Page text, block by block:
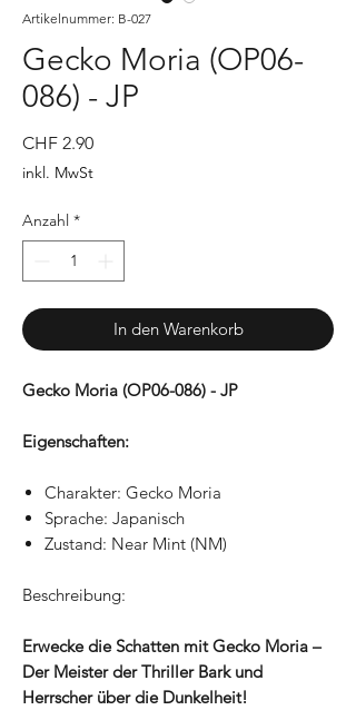
Artikelnummer: B-027
Gecko Moria (OP06-
086) - JP
CHF 2.90Preis
inkl. MwSt
Anzahl *
In den Warenkorb
Gecko Moria (OP06-086) - JP
Eigenschaften:
Charakter: Gecko Moria
Sprache: Japanisch
Zustand: Near Mint (NM)
Beschreibung:
Erwecke die Schatten mit Gecko Moria –
Der Meister der Thriller Bark und
Herrscher über die Dunkelheit!